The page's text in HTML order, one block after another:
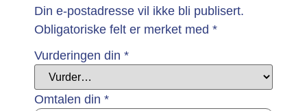
Din e-postadresse vil ikke bli publisert.
Obligatoriske felt er merket med *
Vurderingen din *
Omtalen din *